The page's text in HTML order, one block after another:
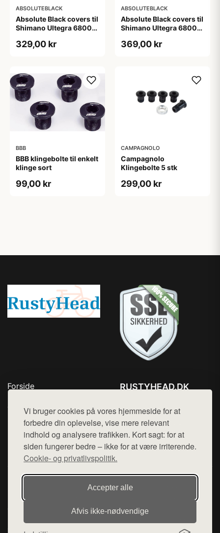
Vi bruger cookies på vores hjemmeside for at
forbedre din oplevelse, vise mere relevant
indhold og analysere trafikken. Kort sagt: for at
siden fungerer bedre – ikke for at være irriterende.
Cookie- og privatlivspolitik.
Accepter alle
Afvis ikke‑nødvendige
ABSOLUTEBLACK
Absolute Black covers til
Shimano Ultegra 6800
329,00 kr
ABSOLUTEBLACK
Absolute Black covers til
Shimano Ultegra 6800
369,00 kr
BBB
BBB klingebolte til enkelt
klinge sort
99,00 kr
CAMPAGNOLO
Campagnolo
Klingebolte 5 stk
299,00 kr
Forside
Top Rabatter
Kontakt
RUSTYHEAD.DK
Mail: hej@want.dk
Cookie- og privatlivspolitik
Denne side er en del af want.dk, der udgiver en række
hjemmesider med præsentation af forskellige produkter fra
diverse webshops. Der sælges ikke varer fra denne side - vi
varerne på lager.